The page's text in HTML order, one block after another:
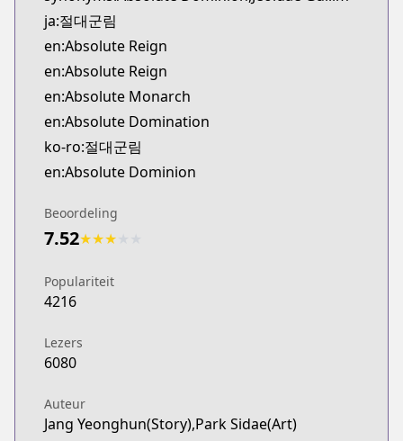
Official English
https://www.webtoons.com/en/action/absolute-
ja:절대군림
en:Absolute Reign
en:Absolute Reign
en:Absolute Monarch
en:Absolute Domination
ko-ro:절대군림
en:Absolute Dominion
Beoordeling
7.52★★★
Populariteit
4216
Lezers
6080
Auteur
Jang Yeonghun(Story),Park Sidae(Art)